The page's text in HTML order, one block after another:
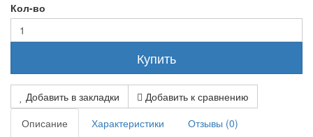
Кол-во
Купить
Добавить в закладки
Добавить к сравнению
Описание
Характеристики
Отзывы (0)